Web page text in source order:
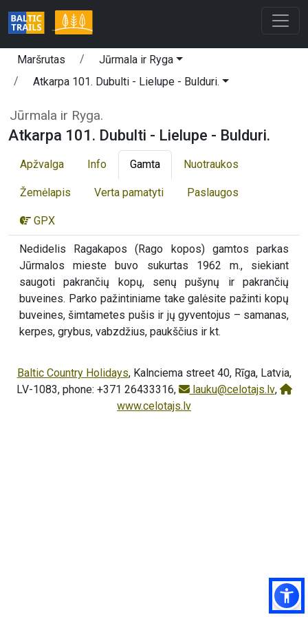
Maršrutas
Jūrmala ir Ryga
Atkarpa 101. Dubulti - Lielupe - Bulduri.
Jūrmala ir Ryga.
Atkarpa 101. Dubulti - Lielupe - Bulduri.
Apžvalga Info Gamta Nuotraukos
Žemėlapis Verta pamatyti Paslaugos
GPX
Nedidelis Ragakapos (Rago kopos) gamtos parkas
Jūrmalos mieste buvo sukurtas 1962 m., siekiant
saugoti pakrančių kopų, senų pušynų ir pakrančių
buveines. Parko pažintiniame take galėsite pažinti kopų
buveines, šimtametes pušis ir jų gyventojus – samanas,
kerpes, grybus, vabzdžius, paukščius ir kt.
Baltic Country Holidays, Kalnciema street 40, Rīga, Latvia,
LV-1083, phone: +371 26433316,
lauku@celotajs.lv,
www.celotajs.lv